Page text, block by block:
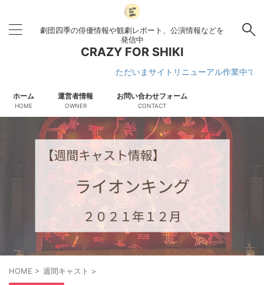
劇団四季の俳優情報や観劇レポート、公演情報などを
発信中
CRAZY FOR SHIKI
ただいまサイトリニューアル作業中です
ホーム
HOME
運営者情報
OWNER
お問い合わせフォーム
CONTACT
HOME > 週間キャスト >